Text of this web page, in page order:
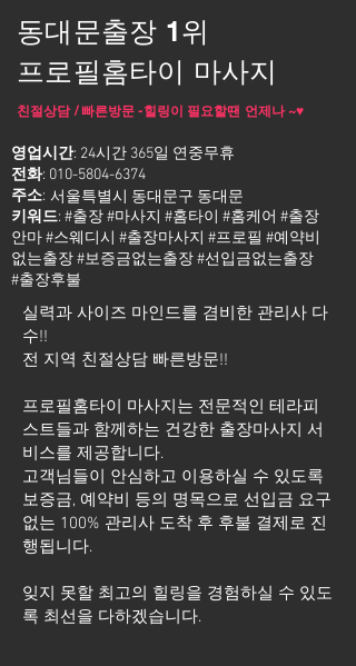
동대문출장 1위
프로필홈타이 마사지
친절상담 / 빠른방문 -힐링이 필요할땐 언제나 ~♥
영업시간: 24시간 365일 연중무휴
전화: 010-5804-6374
주소:
키워드: #출장 #마사지 #홈타이 #홈케어 #출장
안마 #스웨디시 #출장마사지 #프로필 #예약비
없는출장 #보증금없는출장 #선입금없는출장
#출장후불
서울특별시 동대문구 동대문
실력과 사이즈 마인드를 겸비한 관리사 다
수!!
전 지역 친절상담 빠른방문!!
프로필홈타이 마사지는 전문적인 테라피
스트들과 함께하는 건강한 출장마사지 서
비스를 제공합니다.
고객님들이 안심하고 이용하실 수 있도록
보증금, 예약비 등의 명목으로 선입금 요구
없는 100% 관리사 도착 후 후불 결제로 진
행됩니다.
잊지 못할 최고의 힐링을 경험하실 수 있도
록 최선을 다하겠습니다.